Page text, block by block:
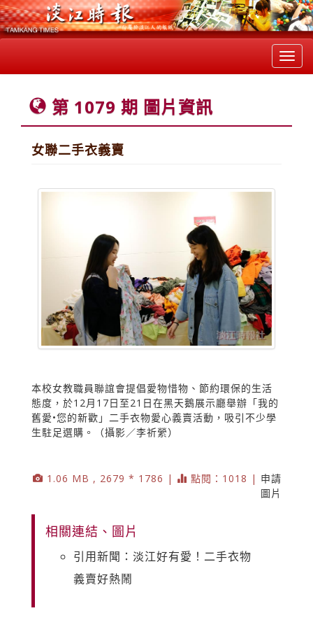
第 1079 期 圖片資訊
女聯二手衣義賣
本校女教職員聯誼會提倡愛物惜物、節約環保的生活
態度，於12月17日至21日在黑天鵝展示廳舉辦「我的
舊愛•您的新歡」二手衣物愛心義賣活動，吸引不少學
生駐足選購。（攝影／李祈縈）
1.06 MB , 2679 * 1786 | 點閱：1018 | 申請
圖片
相關連結、圖片
引用新聞：淡江好有愛！二手衣物
義賣好熱鬧